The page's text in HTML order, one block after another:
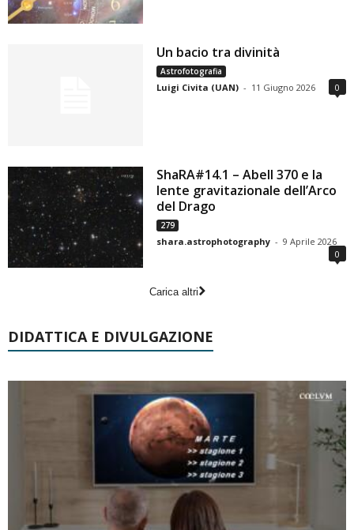
Un bacio tra divinità
Astrofotografia
Luigi Civita (UAN) - 11 Giugno 2026 0
ShaRA#14.1 – Abell 370 e la
lente gravitazionale dell’Arco
del Drago
279
shara.astrophotography - 9 Aprile 2026
0
Carica altri
DIDATTICA E DIVULGAZIONE